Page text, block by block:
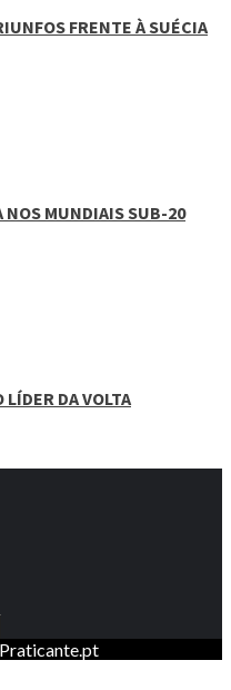
FRENTE À SUÉCIA
NOS MUNDIAIS SUB-20
DA VOLTA